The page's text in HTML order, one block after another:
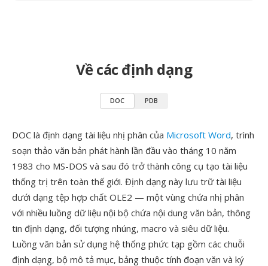
Về các định dạng
DOC PDB
DOC là định dạng tài liệu nhị phân của Microsoft Word, trình
soạn thảo văn bản phát hành lần đầu vào tháng 10 năm
1983 cho MS-DOS và sau đó trở thành công cụ tạo tài liệu
thống trị trên toàn thế giới. Định dạng này lưu trữ tài liệu
dưới dạng tệp hợp chất OLE2 — một vùng chứa nhị phân
với nhiều luồng dữ liệu nội bộ chứa nội dung văn bản, thông
tin định dạng, đối tượng nhúng, macro và siêu dữ liệu.
Luồng văn bản sử dụng hệ thống phức tạp gồm các chuỗi
định dạng, bộ mô tả mục, bảng thuộc tính đoạn văn và ký